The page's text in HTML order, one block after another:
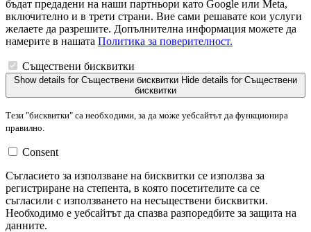
бъдат предадени на наши партньори като Google или Meta,
включително и в трети страни. Вие сами решавате кои услуги
желаете да разрешите. Допълнителна информация можете да
намерите в нашата Политика за поверителност.
Съществени бисквитки
Show details for Съществени бисквитки Hide details for Съществени
бисквитки
Тези "бисквитки" са необходими, за да може уебсайтът да функционира
правилно.
Consent
Съгласието за използване на бисквитки се използва за
регистриране на степента, в която посетителите са се
съгласили с използването на несъществени бисквитки.
Необходимо е уебсайтът да спазва разпоредбите за защита на
данните.